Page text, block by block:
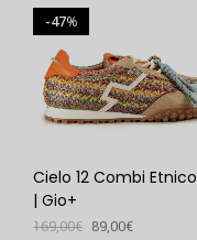
%
47
Cielo 12 Combi Etnico
| Gio+
169,00€ 89,00€